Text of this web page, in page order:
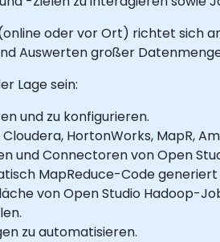
oder vor Ort) richtet sich
Auswerten großer
Lage sein:
und zu konfigurieren.
HortonWorks, MapR,
und Connectoren von Open
MapReduce-Code generiert
von Open Studio Hadoop-
zu automatisieren.